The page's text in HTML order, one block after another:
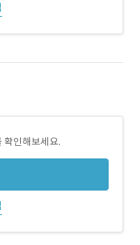
확인해보세요.